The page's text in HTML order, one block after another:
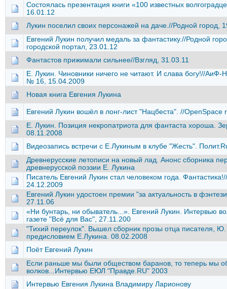
Состоялась презентация книги «100 известных
16.01.12
Лукин поселил своих персонажей на даче.//Родной город,
Евгений Лукин получил медаль за фантастику.//Родной
городской портал, 23.01.12
Фантастов прижимали сильнее//Взгляд, 31.03.11
Е. Лукин. Чиновники ничего не читают. И слава богу!//
№ 16, 15.04.2009
Новая книга Евгения Лукина
Евгений Лукин вошёл в лонг-лист "Нацбеста". //OpenSpace
Е. Лукин. Позиция некропатриота для фантаста хороша.
08.11.2008
Видеозапись встречи с Е.Лукиным в клубе "Жесть".
Древнерусские летописи на новый лад. Анонс сборника
древнерусской поэзии Е. Лукина
Писатель Евгений Лукин стал человеком года.
24.12.2009
Евгений Лукин удостоен премии "за актуальность в
27.11.06
«Ни бунтарь, ни обыватель...». Евгений Лукин. Интервью
газете "Всё для Вас", 27.11.200
"Тихий переулок". Вышел сборник прозы отца писателя, Ю.
предисловием Е.Лукина. 08.02.2008
Поёт Евгений Лукин
Если раньше мы были обществом баранов, то теперь мы
волков...Интервью ЕЮЛ "Правде.RU" 2003
Интервью Евгения Лукина Владимиру Ларионову